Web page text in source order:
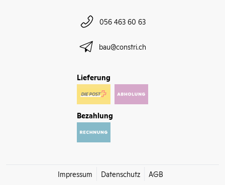
056 463 60 63
bau@constri.ch
Lieferung
Bezahlung
Impressum Datenschutz AGB